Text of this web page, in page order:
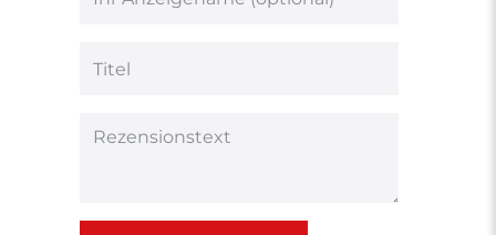
Bewertungssternen
Anzeigename
Rezensionstext